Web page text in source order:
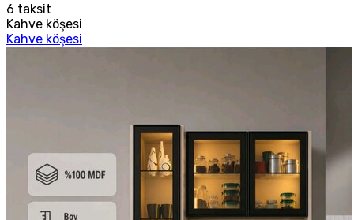
6 taksit
Kahve köşesi
Kahve köşesi